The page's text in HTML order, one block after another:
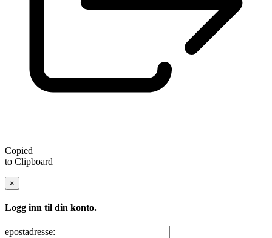
Copied
to Clipboard
×
Logg inn til din konto.
epostadresse: